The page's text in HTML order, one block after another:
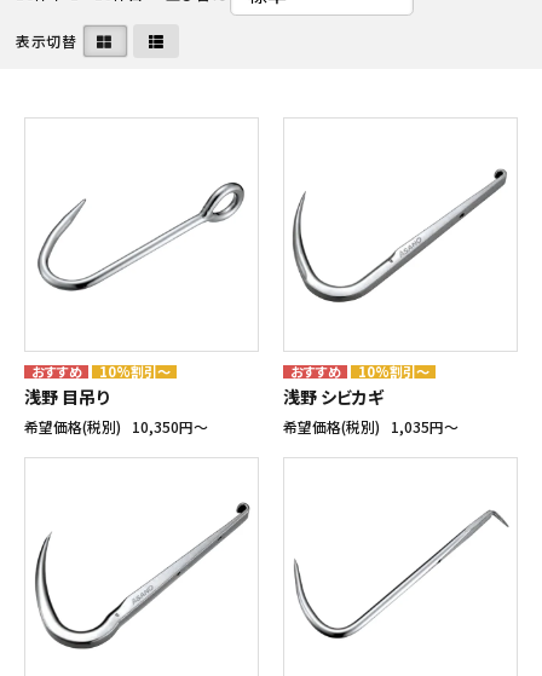
表示切替
10%割引～
浅野 目吊り
希望価格(税別) 10,350円〜
10%割引～
浅野 シビカギ
希望価格(税別) 1,035円〜